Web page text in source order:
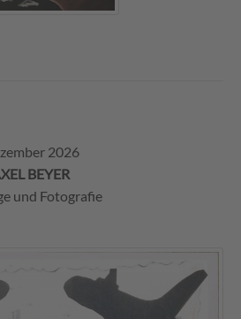
2026
BEYER
und Fotografie